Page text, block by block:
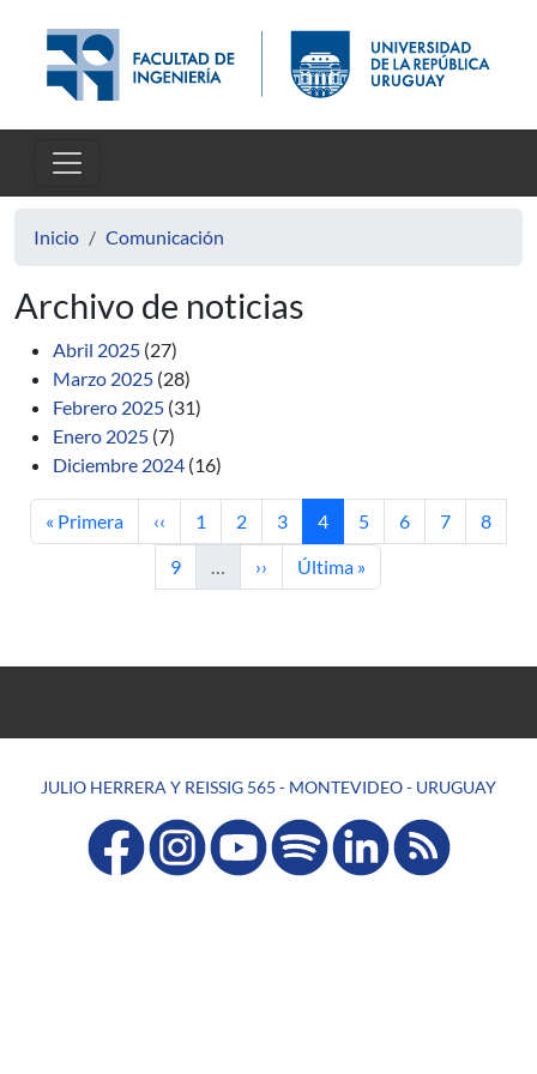
Inicio Comunicación
Archivo de noticias
Abril 2025 (27)
Marzo 2025 (28)
Febrero 2025 (31)
Enero 2025 (7)
Diciembre 2024 (16)
Primera página
« Primera Página anterior
‹‹ Página
1 Página
2 Página
3 Página actual
4 Página
5 Página
6 Página
7 Página
8
Página
9 … Siguiente página
›› Última página
Última »
JULIO HERRERA Y REISSIG 565 - MONTEVIDEO - URUGUAY